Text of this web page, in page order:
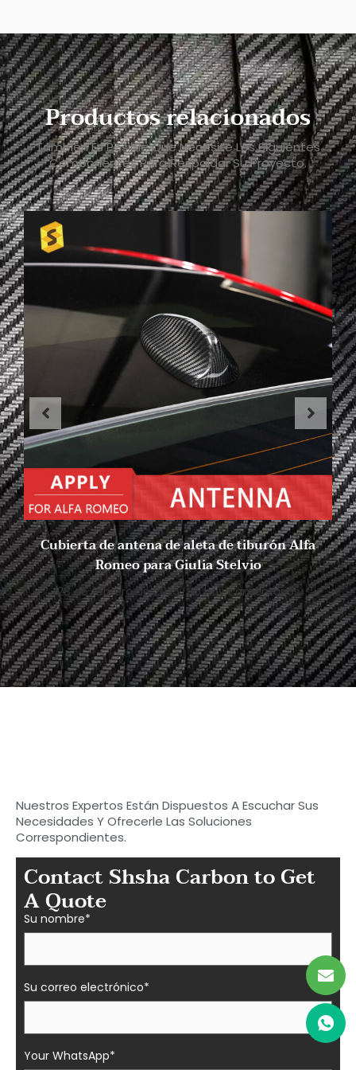
Productos relacionados
También Es Posible Que Necesite Los Siguientes
Componentes Para Respaldar Su Proyecto.
Cubierta de antena de aleta de tiburón Alfa
Romeo para Giulia Stelvio
28 de febrero de 2025 No hay comentarios
Nuestros Expertos Están Dispuestos A Escuchar Sus
Necesidades Y Ofrecerle Las Soluciones
Correspondientes.
Contact Shsha Carbon to Get
A Quote
Su nombre*
Su correo electrónico*
Your WhatsApp*